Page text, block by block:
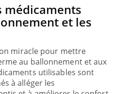
médicaments
et les
miracle pour mettre
au ballonnement et aux
utilisables sont
à alléger les